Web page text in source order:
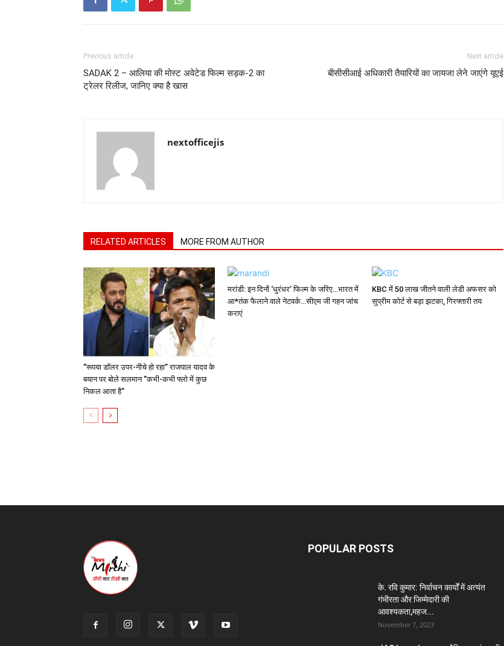
Previous article
SADAK 2 – आलिया की मोस्ट अवेटेड फिल्म सड़क-2 का
ट्रेलर रिलीज, जानिए क्या है खास
Next article
बीसीसीआई अधिकारी तैयारियों का जायजा लेने जाएंगे यूएई
nextofficejis
RELATED ARTICLES MORE FROM AUTHOR
”रूपया डॉलर उपर-नीचे हो रहा” राजपाल यादव के
बयान पर बोले सलमान ”कभी-कभी फ्लो में कुछ
निकल आता है”
मरांडी: इन दिनों ‘धुरंधर’ फिल्म के जरिए…भारत में
आ*तंक फैलाने वाले नेटवर्क…सीएम जी गहन जांच
कराएं
KBC में 50 लाख जीतने वाली लेडी अफसर को
सुप्रीम कोर्ट से बड़ा झटका, गिरफ्तारी तय
POPULAR POSTS
के. रवि कुमार: निर्वाचन कार्यों में अत्यंत
गंभीरता और जिम्मेदारी की
आवश्यकता,महज...
November 7, 2023